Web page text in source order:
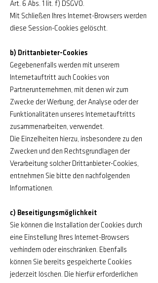
Art. 6 Abs. 1 lit. f) DSGVO.
Mit Schließen Ihres Internet-Browsers werden
diese Session-Cookies gelöscht.
b) Drittanbieter-Cookies
Gegebenenfalls werden mit unserem
Internetauftritt auch Cookies von
Partnerunternehmen, mit denen wir zum
Zwecke der Werbung, der Analyse oder der
Funktionalitäten unseres Internetauftritts
zusammenarbeiten, verwendet.
Die Einzelheiten hierzu, insbesondere zu den
Zwecken und den Rechtsgrundlagen der
Verarbeitung solcher Drittanbieter-Cookies,
entnehmen Sie bitte den nachfolgenden
Informationen.
c) Beseitigungsmöglichkeit
Sie können die Installation der Cookies durch
eine Einstellung Ihres Internet-Browsers
verhindern oder einschränken. Ebenfalls
können Sie bereits gespeicherte Cookies
jederzeit löschen. Die hierfür erforderlichen